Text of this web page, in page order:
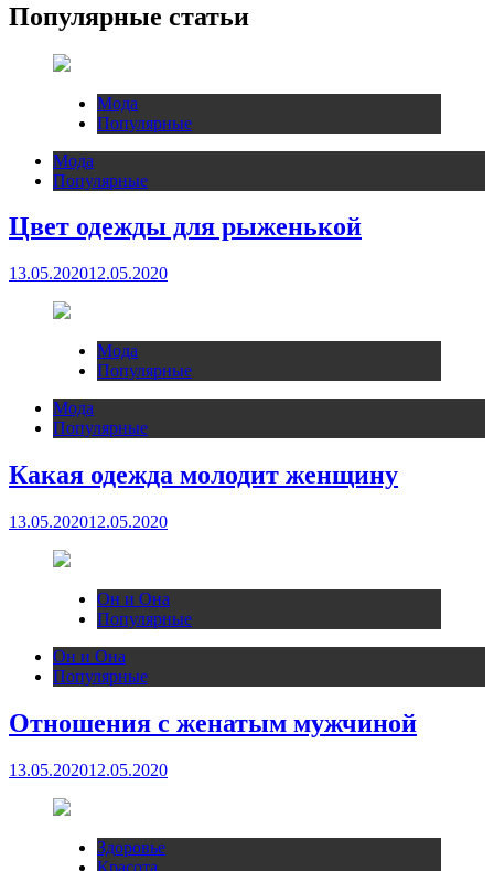
Популярные статьи
Мода
Популярные
Мода
Популярные
Цвет одежды для рыженькой
13.05.202012.05.2020
Мода
Популярные
Мода
Популярные
Какая одежда молодит женщину
13.05.202012.05.2020
Он и Она
Популярные
Он и Она
Популярные
Отношения с женатым мужчиной
13.05.202012.05.2020
Здоровье
Красота